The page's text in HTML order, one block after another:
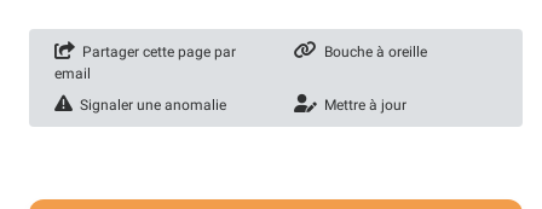
Partager cette page par
email
Bouche à oreille
Signaler une anomalie Mettre à jour